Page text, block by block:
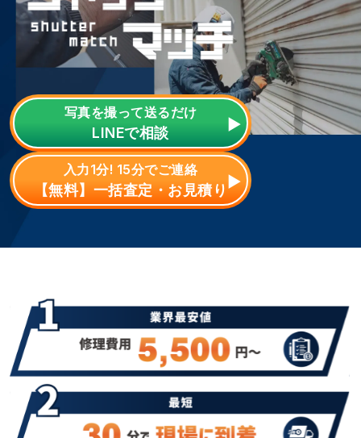
写真を撮って送るだけ
LINEで相談
入力1分! 15分でご連絡
【無料】一括査定・お見積り